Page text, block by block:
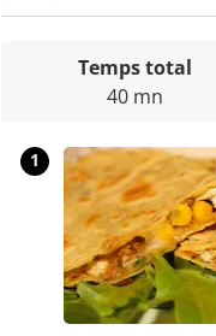
Temps total
40 mn
1